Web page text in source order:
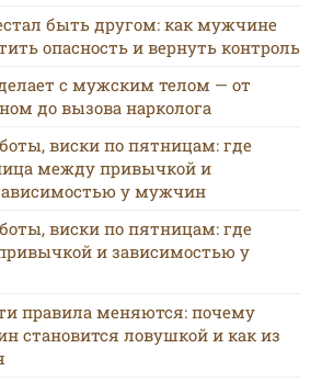
быть другом: как мужчине
опасность и вернуть контроль
с мужским телом — от
до вызова нарколога
виски по пятницам: где
между привычкой и
у мужчин
виски по пятницам: где
и зависимостью у
правила меняются: почему
становится ловушкой и как из